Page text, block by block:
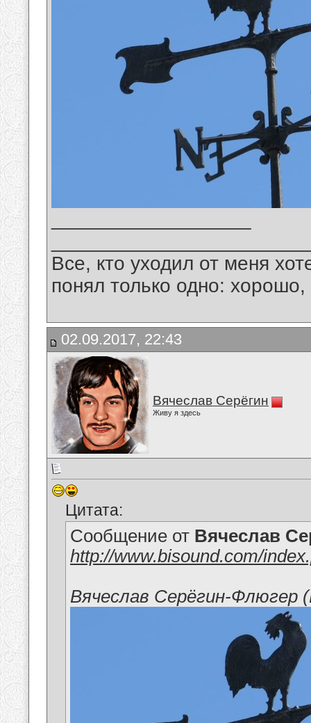
Все, кто уходил от меня
понял только одно:
02.09.2017, 22:43
Вячеслав Серёгин
Живу я здесь
Цитата:
Сообщение от Вячеслав
http://www.bisound.com/
Вячеслав Серёгин-Флюгер